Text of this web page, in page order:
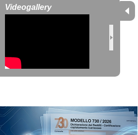
Videogallery